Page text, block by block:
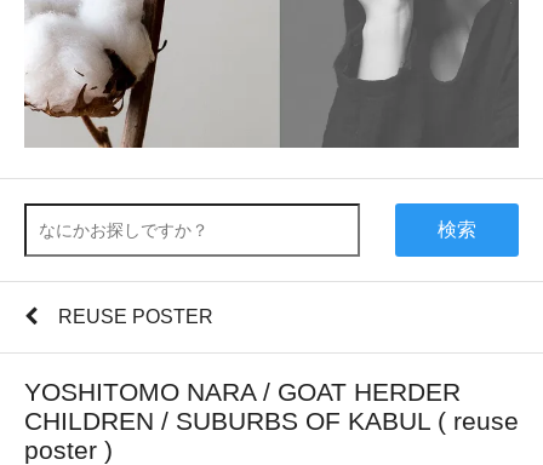
検索
REUSE POSTER
YOSHITOMO NARA / GOAT HERDER
CHILDREN / SUBURBS OF KABUL ( reuse
poster )